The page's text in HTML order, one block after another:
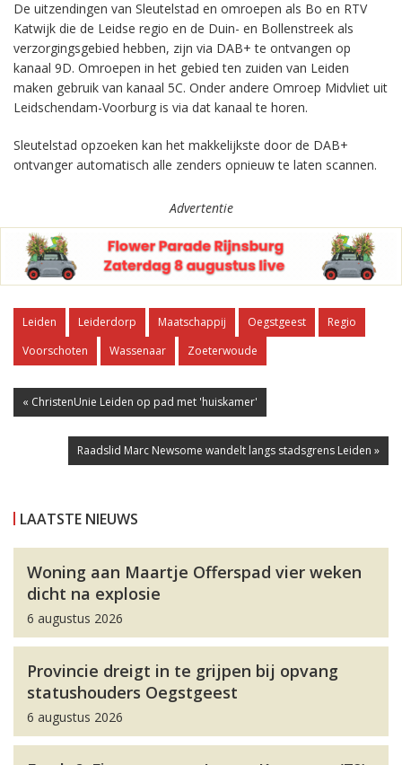
De uitzendingen van Sleutelstad en omroepen als Bo en RTV
Katwijk die de Leidse regio en de Duin- en Bollenstreek als
verzorgingsgebied hebben, zijn via DAB+ te ontvangen op
kanaal 9D. Omroepen in het gebied ten zuiden van Leiden
maken gebruik van kanaal 5C. Onder andere Omroep Midvliet uit
Leidschendam-Voorburg is via dat kanaal te horen.
Sleutelstad opzoeken kan het makkelijkste door de DAB+
ontvanger automatisch alle zenders opnieuw te laten scannen.
Advertentie
Leiden Leiderdorp Maatschappij Oegstgeest
Regio
Voorschoten
Wassenaar Zoeterwoude
« ChristenUnie Leiden op pad met 'huiskamer'
Raadslid Marc Newsome wandelt langs stadsgrens Leiden »
LAATSTE NIEUWS
Woning aan Maartje Offerspad vier weken
dicht na explosie
6 augustus 2026
Provincie dreigt in te grijpen bij opvang
statushouders Oegstgeest
6 augustus 2026